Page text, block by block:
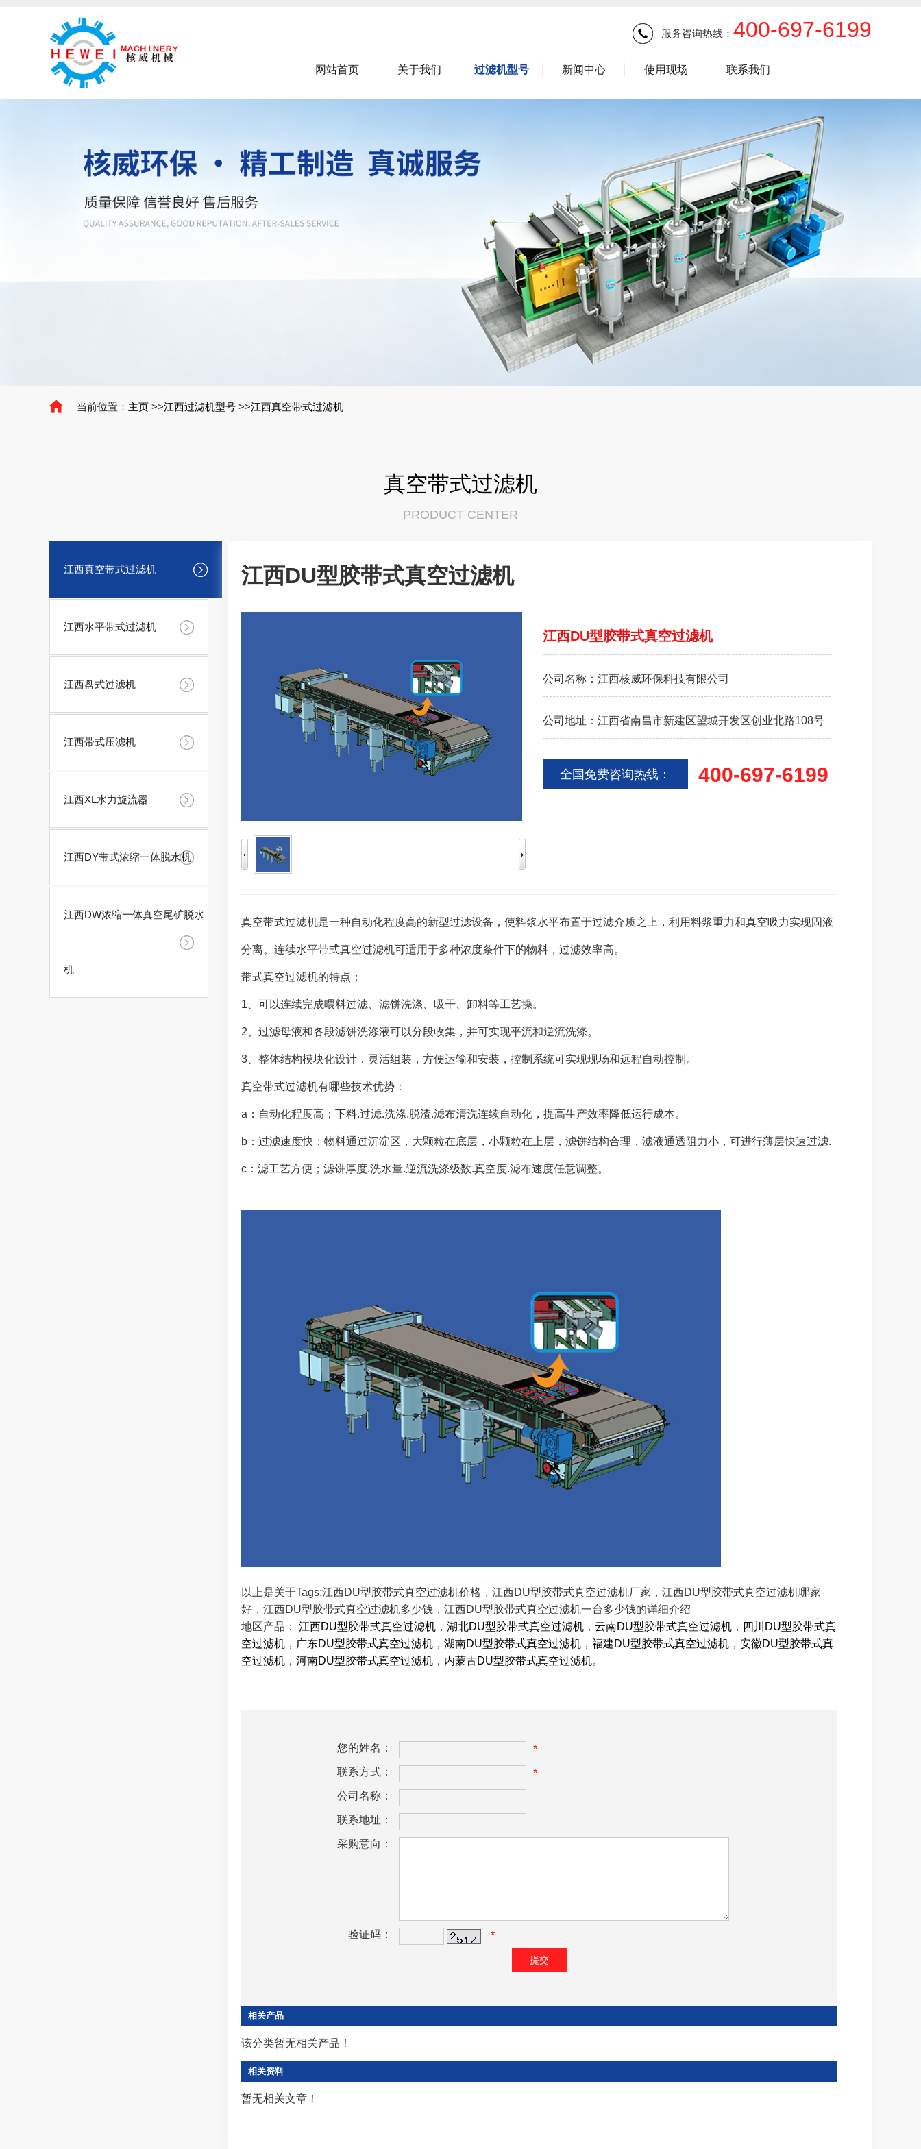
服务咨询热线： 400-697-6199
网站首页 关于我们 过滤机型号 新闻中心 使用现场 联系我们
当前位置： 主页 >>江西过滤机型号 >>江西真空带式过滤机
真空带式过滤机
PRODUCT CENTER
江西真空带式过滤机
江西水平带式过滤机
江西盘式过滤机
江西带式压滤机
江西XL水力旋流器
江西DY带式浓缩一体脱水机
江西DW浓缩一体真空尾矿脱水
机
江西DU型胶带式真空过滤机
江西DU型胶带式真空过滤机
公司名称： 江西核威环保科技有限公司
公司地址： 江西省南昌市新建区望城开发区创业北路108号
全国免费咨询热线： 400-697-6199
真空带式过滤机是一种自动化程度高的新型过滤设备，使料浆水平布置于过滤介质之上，利用料浆重力和真空吸力实现固液
分离。连续水平带式真空过滤机可适用于多种浓度条件下的物料，过滤效率高。
带式真空过滤机的特点：
1、可以连续完成喂料过滤、滤饼洗涤、吸干、卸料等工艺操。
2、过滤母液和各段滤饼洗涤液可以分段收集，并可实现平流和逆流洗涤。
3、整体结构模块化设计，灵活组装，方便运输和安装，控制系统可实现现场和远程自动控制。
真空带式过滤机有哪些技术优势：
a：自动化程度高；下料.过滤.洗涤.脱渣.滤布清洗连续自动化，提高生产效率降低运行成本。
b：过滤速度快；物料通过沉淀区，大颗粒在底层，小颗粒在上层，滤饼结构合理，滤液通透阻力小，可进行薄层快速过滤.
c：滤工艺方便；滤饼厚度.洗水量.逆流洗涤级数.真空度.滤布速度任意调整。
以上是关于Tags:江西DU型胶带式真空过滤机价格，江西DU型胶带式真空过滤机厂家，江西DU型胶带式真空过滤机哪家
好，江西DU型胶带式真空过滤机多少钱，江西DU型胶带式真空过滤机一台多少钱的详细介绍
地区产品： 江西DU型胶带式真空过滤机 ， 湖北DU型胶带式真空过滤机 ， 云南DU型胶带式真空过滤机 ， 四川DU型胶带式真
空过滤机 ， 广东DU型胶带式真空过滤机 ， 湖南DU型胶带式真空过滤机 ， 福建DU型胶带式真空过滤机 ， 安徽DU型胶带式真
空过滤机 ， 河南DU型胶带式真空过滤机 ， 内蒙古DU型胶带式真空过滤机。
您的姓名：
*
联系方式：
*
公司名称：
联系地址：
采购意向：
验证码： *
相关产品
该分类暂无相关产品！
相关资料
暂无相关文章！